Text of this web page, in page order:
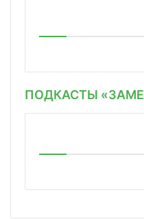
ПОДКАСТЫ